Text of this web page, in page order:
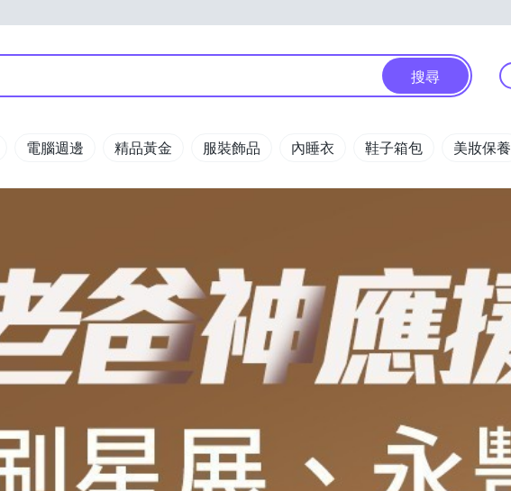
搜尋
電腦週邊 精品黃金 服裝飾品 內睡衣 鞋子箱包 美妝保養